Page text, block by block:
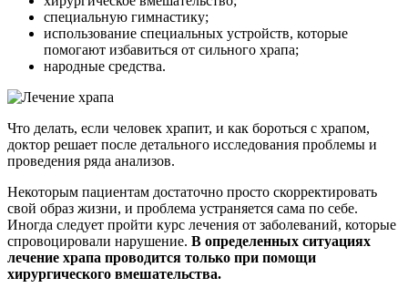
специальную гимнастику;
использование специальных устройств, которые
помогают избавиться от сильного храпа;
народные средства.
Что делать, если человек храпит, и как бороться с храпом,
доктор решает после детального исследования проблемы и
проведения ряда анализов.
Некоторым пациентам достаточно просто скорректировать
свой образ жизни, и проблема устраняется сама по себе.
Иногда следует пройти курс лечения от заболеваний, которые
спровоцировали нарушение. В определенных ситуациях
лечение храпа проводится только при помощи
хирургического вмешательства.